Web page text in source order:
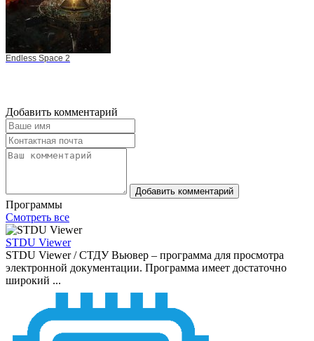
Endless Space 2
Добавить комментарий
Добавить комментарий
Программы
Смотреть все
STDU Viewer
STDU Viewer / СТДУ Вьювер – программа для просмотра
электронной документации. Программа имеет достаточно
широкий ...